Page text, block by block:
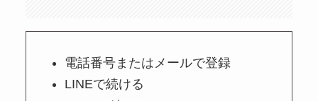
電話番号またはメールで登録
LINEで続ける